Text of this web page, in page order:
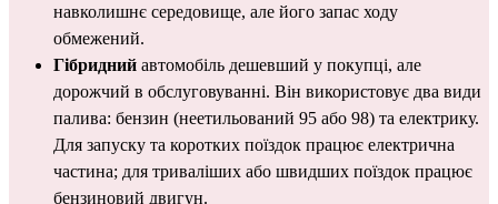
навколишнє середовище, але його запас ходу
обмежений.
Гібридний автомобіль дешевший у покупці, але
дорожчий в обслуговуванні. Він використовує два види
палива: бензин (неетильований 95 або 98) та електрику.
Для запуску та коротких поїздок працює електрична
частина; для триваліших або швидших поїздок працює
бензиновий двигун.